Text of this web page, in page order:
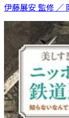
伊藤展安 監修 ／